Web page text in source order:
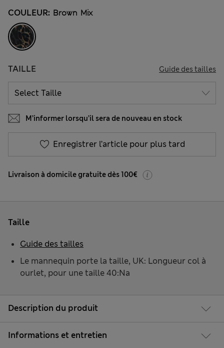
COULEUR: Brown Mix
TAILLE Guide des tailles
M’informer lorsqu’il sera de nouveau en stock
Enregistrer l’article pour plus tard
Livraison à domicile gratuite dès 100€
Description du produit
Informations et entretien
Taille
Le mannequin porte la taille, UK: Longueur col à
ourlet, pour une taille 40:Na
Guide des tailles